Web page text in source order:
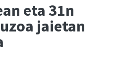
eta 31n
jaietan